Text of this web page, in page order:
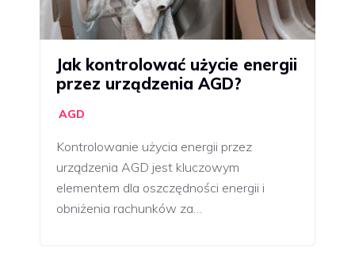
Jak kontrolować użycie energii
przez urządzenia AGD?
AGD
Kontrolowanie użycia energii przez
urządzenia AGD jest kluczowym
elementem dla oszczędności energii i
obniżenia rachunków za…